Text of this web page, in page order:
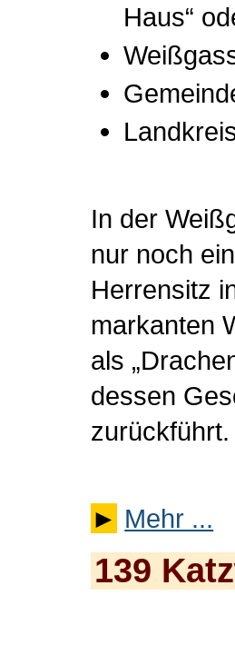
Haus“
In der
nur noch
Herrensitz
markanten
als
dessen
zurückführt.
► Mehr ...
139